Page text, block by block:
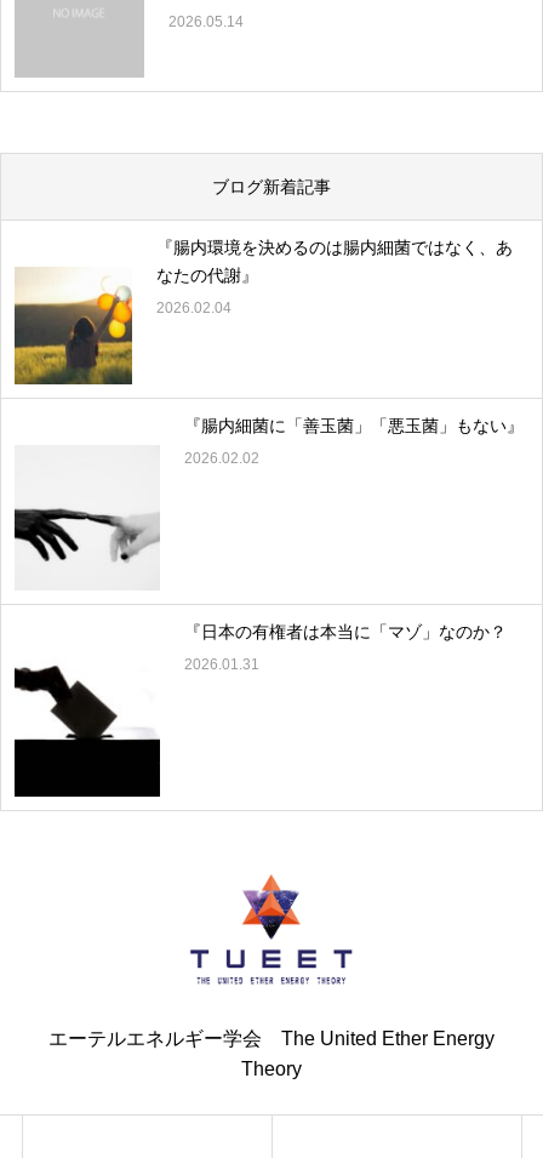
2026.05.14
ブログ新着記事
『腸内環境を決めるのは腸内細菌ではなく、あ
なたの代謝』
2026.02.04
『腸内細菌に「善玉菌」「悪玉菌」もない』
2026.02.02
『日本の有権者は本当に「マゾ」なのか？
2026.01.31
エーテルエネルギー学会 The United Ether Energy
Theory